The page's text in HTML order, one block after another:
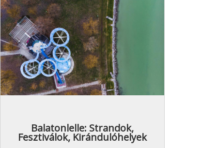
Balatonlelle: Strandok,
Fesztiválok, Kirándulóhelyek